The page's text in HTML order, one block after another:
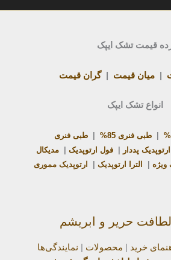
قیمت تشک ایپک
میان قیمت |گران قیمت
انواع تشک ایپک
طبی فنری 85%
طبی فنری
ارتوپدیک پددار |فول ارتوپدیک |مدیکال
ویژه الترا ارتوپدیک ارتوپدیک مموری
لطافت حریر و ابریشم
خرید | محصولات | نمایندگی‌ها